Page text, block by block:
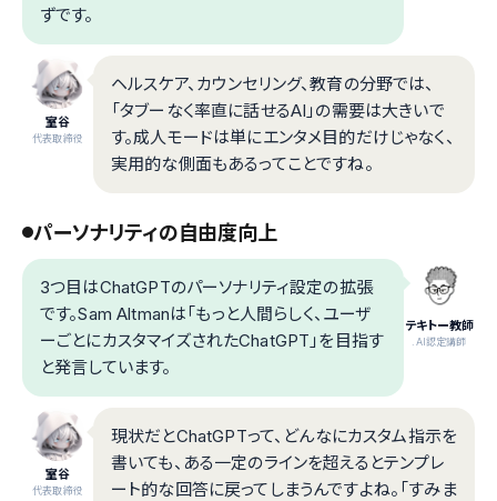
ずです。
室谷
代表取締役
ヘルスケア、カウンセリング、教育の分野では、
「タブーなく率直に話せるAI」の需要は大きいで
す。成人モードは単にエンタメ目的だけじゃなく、
実用的な側面もあるってことですね。
パーソナリティの自由度向上
テキトー教師
.AI認定講師
3つ目はChatGPTのパーソナリティ設定の拡張
です。Sam Altmanは「もっと人間らしく、ユーザ
ーごとにカスタマイズされたChatGPT」を目指す
と発言しています。
室谷
代表取締役
現状だとChatGPTって、どんなにカスタム指示を
書いても、ある一定のラインを超えるとテンプレ
ート的な回答に戻ってしまうんですよね。「すみま